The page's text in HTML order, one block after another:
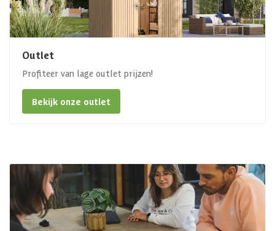
Outlet
Profiteer van lage outlet prijzen!
Bekijk onze outlet